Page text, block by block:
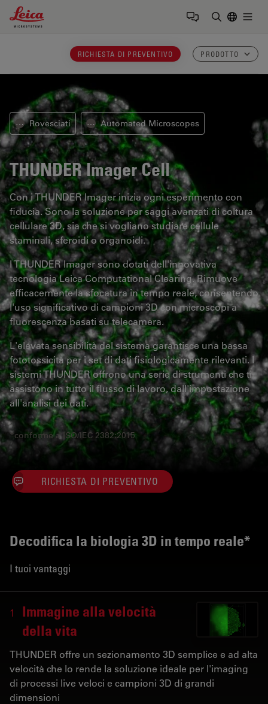
Leica Microsystems Logo
RICHIESTA DI PREVENTIVO PRODOTTO
⋯ Rovesciati ⋯ Automated Microscopes
THUNDER Imager Cell
Con i THUNDER Imager inizia ogni esperimento con
fiducia. Sono la soluzione per saggi avanzati di coltura
cellulare 3D, sia che si vogliano studiare cellule
staminali, sferoidi o organoidi.
I THUNDER Imager sono dotati dell'innovativa
tecnologia Leica Computational Clearing. Rimuove
efficacemente la sfocatura in tempo reale, consentendo
l'uso significativo di campioni 3D con microscopi a
fluorescenza basati su telecamera.
L'elevata sensibilità del sistema garantisce una bassa
fototossicità per i set di dati fisiologicamente rilevanti. I
sistemi THUNDER offrono una serie di strumenti che ti
assistono in tutto il flusso di lavoro, dall'impostazione
all'analisi dei dati.
*conforme a ISO/IEC 2382:2015
RICHIESTA DI PREVENTIVO
Decodifica la biologia 3D in tempo reale*
I tuoi vantaggi
1
Immagine alla velocità
della vita
THUNDER offre un sezionamento 3D semplice e ad alta
velocità che lo rende la soluzione ideale per l'imaging
di processi live veloci e campioni 3D di grandi
dimensioni